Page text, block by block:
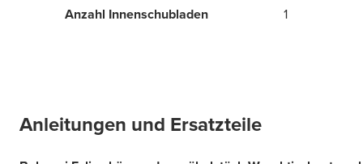
Anzahl Innenschubladen
1
Anleitungen und Ersatzteile